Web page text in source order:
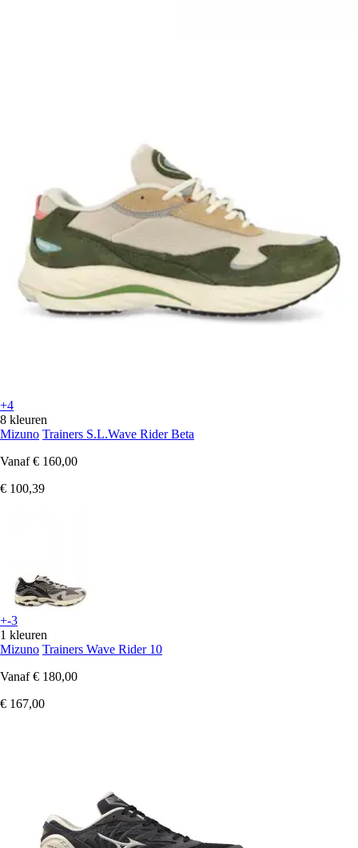
+4
8 kleuren
Mizuno Trainers S.L.Wave Rider Beta
Vanaf € 160,00
€ 100,39
+-3
1 kleuren
Mizuno Trainers Wave Rider 10
Vanaf € 180,00
€ 167,00